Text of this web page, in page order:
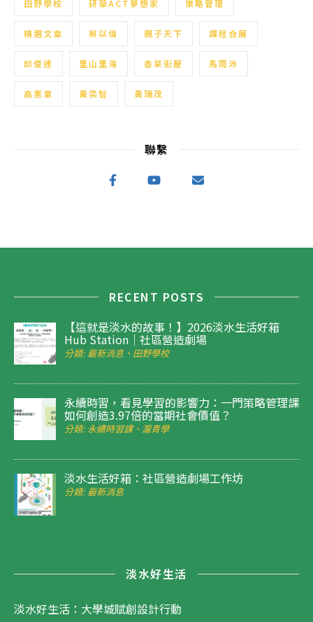
田野學校 研華ACT夢想家 策略管理
精選文章 蔡以倫 親子天下 課程合展
邱俊達 里山里海 香草街屋 馬雨沛
高憲章 黃奕智 黃瑞茂
聯繫
RECENT POSTS
【這就是淡水的故事！】2026淡水生活好箱
Hub Station｜社區營造劇場
分類: 最新消息、田野學校
永續時習，看見學習的影響力：一門策略管理課
如何創造3.97倍的當期社會價值？
分類: 永續時習課、滬青學
淡水生活好箱：社區營造劇場工作坊
分類: 最新消息
淡水好生活
淡水好生活：大學城賦創設計行動